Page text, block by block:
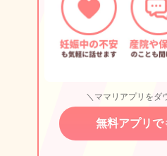
＼ママリアプリをダ
無料アプリで